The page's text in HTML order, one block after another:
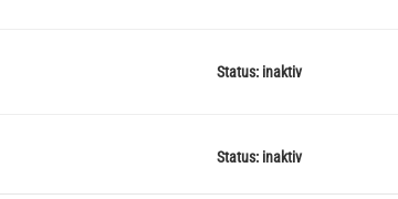
Zur sicheren Abwicklung wird ein Treuhandkonto
Unterlagen Alle erforderlichen Unterlagen für das
Status: inaktiv
Status: inaktiv